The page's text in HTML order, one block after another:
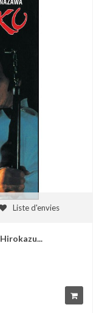
Liste d'envies